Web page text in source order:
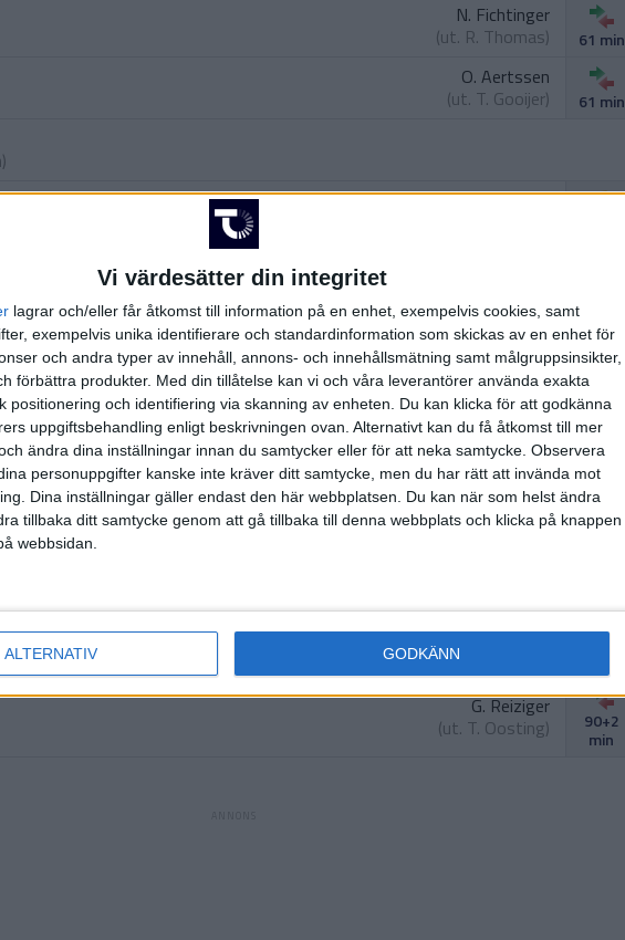
Vi värdesätter din integritet
lagrar och/eller får åtkomst till information på en enhet, exempelvis cookies, samt
exempelvis unika identifierare och standardinformation som skickas av en enhet för
och andra typer av innehåll, annons- och innehållsmätning samt målgruppsinsikter,
förbättra produkter. Med din tillåtelse kan vi och våra leverantörer använda exakta
positionering och identifiering via skanning av enheten. Du kan klicka för att godkänna
uppgiftsbehandling enligt beskrivningen ovan. Alternativt kan du få åtkomst till mer
ändra dina inställningar innan du samtycker eller för att neka samtycke. Observera
personuppgifter kanske inte kräver ditt samtycke, men du har rätt att invända mot
Dina inställningar gäller endast den här webbplatsen. Du kan när som helst ändra
tillbaka ditt samtycke genom att gå tillbaka till denna webbplats och klicka på knappen
webbsidan.
ALTERNATIV GODKÄNN
N. Fichtinger
(ut. R. Thomas) 61 min
O. Aertssen
(ut. T. Gooijer) 61 min
)
)
)
)
S. Shoretire
(ut.K. de Rooij) 83 min
G. Reiziger
(ut. T. Oosting)
90+2
min